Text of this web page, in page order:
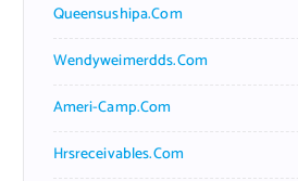
Queensushipa.com
Wendyweimerdds.com
Ameri-Camp.com
Hrsreceivables.com